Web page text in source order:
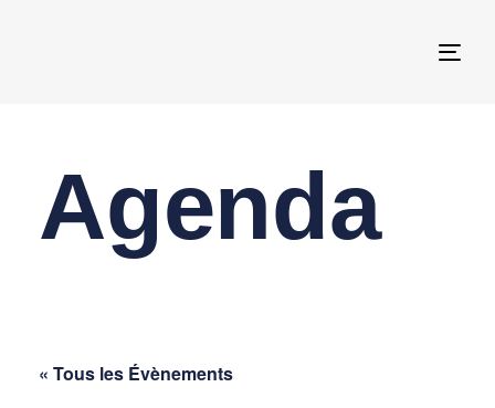
Agenda
« Tous les Évènements